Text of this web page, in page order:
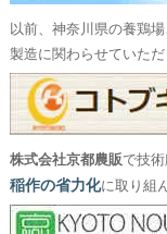
以前、神奈川県の養鶏場
製造に関わらせていただ
株式会社京都農販で技術
稲作の省力化に取り組